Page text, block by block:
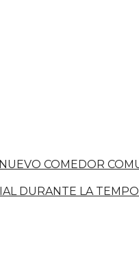
COMEDOR
DURANTE LA